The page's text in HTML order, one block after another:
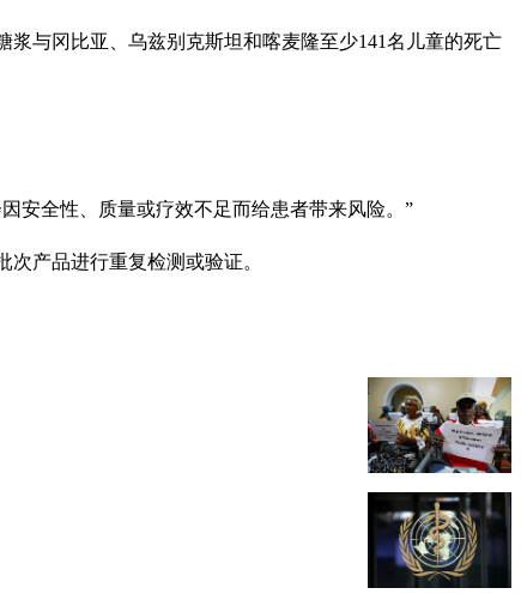
与冈比亚、乌兹别克斯坦和喀麦隆至少141名儿童的死亡
安全性、质量或疗效不足而给患者带来风险。”
产品进行重复检测或验证。